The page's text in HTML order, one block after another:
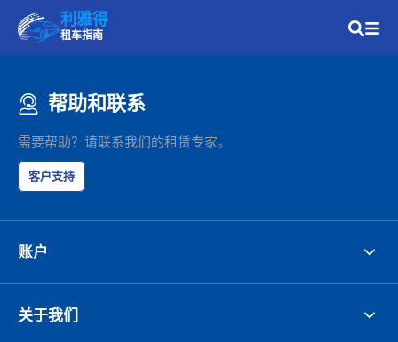
利雅得
租车指南
帮助和联系
需要帮助？请联系我们的租赁专家。
客户支持
账户
关于我们